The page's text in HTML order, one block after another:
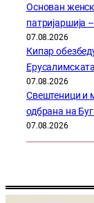
Основан
патријаршија
07.08.2026
Кипар
07.08.2026
Свештеници и
одбрана на
07.08.2026